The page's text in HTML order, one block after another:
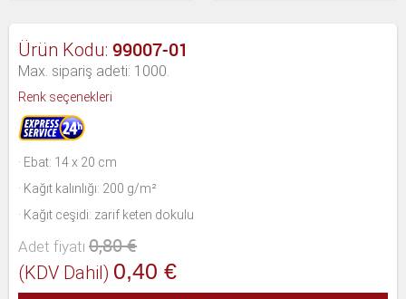
Ürün Kodu: 99007-01
Max. sipariş adeti: 1000.
Renk seçenekleri
· Ebat: 14 x 20 cm
· Kağıt kalınlığı: 200 g/m²
· Kağıt ceşidi: zarif keten dokulu
Adet fiyatı 0,80 €
(KDV Dahil) 0,40 €